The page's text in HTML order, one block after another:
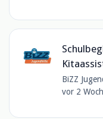
BiZZ
vor 2